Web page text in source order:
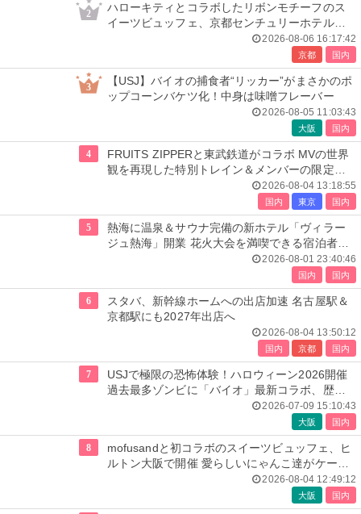
2
ハローキティとコラボしたリボンモチーフのス
イーツビュッフェ、京都センチュリーホテルで
2026-08-06 16:17:42
京都 国内
3
【USJ】バイオの捕食者“リッカー”がまさかのポ
ップコーンバケツ化！中身は味噌フレーバー
2026-08-05 11:03:43
大阪 国内
4
FRUITS ZIPPERと東武鉄道がコラボ MVの世界
観を再現した特別トレイン＆メンバーの限定ア
2026-08-04 13:18:55
国内 東京 国内
5
熱海に温泉＆サウナ完備の新ホテル「ヴィラー
ジュ熱海」開業 花火大会を満喫できる宿泊者専
2026-08-01 23:40:46
国内 国内
6
スタバ、新幹線ホームへの出店加速 名古屋駅＆
京都駅にも2027年出店へ
2026-08-04 13:50:12
国内 京都 国内
7
USJで極限の恐怖体験！ハロウィーン2026開催
過去最多ゾンビに「バイオ」最新コラボ、歴代
2026-07-09 15:10:43
大阪 国内
8
mofusandと初コラボのスイーツビュッフェ、ヒ
ルトン大阪で開催 愛らしいにゃんこ達がケーキ
2026-08-04 12:49:12
大阪 国内